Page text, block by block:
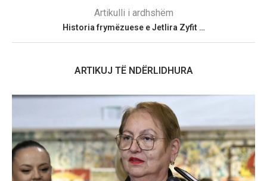
Artikulli i ardhshëm
Historia frymëzuese e Jetlira Zyfit …
ARTIKUJ TË NDËRLIDHURA